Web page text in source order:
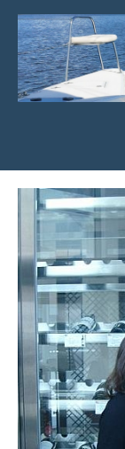
Skip
content
菲
亞
娃
JEFFIA
FANG
絲
團、
題
遊、
達
人